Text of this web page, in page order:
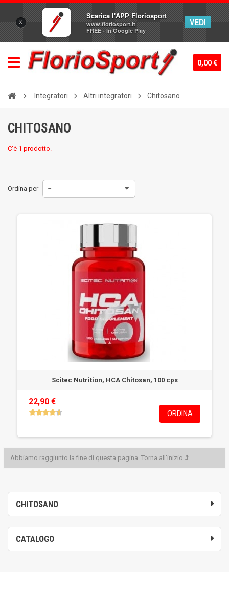
×
Scarica l'APP Floriosport
www.floriosport.it
FREE - In Google Play
VEDI
0,00 €
Integratori Altri integratori Chitosano
CHITOSANO
CATALOGO
CHITOSANO
C'è 1 prodotto.
Ordina per --
Scitec Nutrition, HCA Chitosan, 100 cps
22,90 €
ORDINA
Abbiamo raggiunto la fine di questa pagina. Torna all'inizio